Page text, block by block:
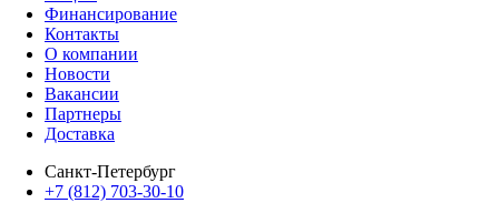
Финансирование
Контакты
О компании
Новости
Вакансии
Партнеры
Доставка
Санкт-Петербург
+7 (812) 703-30-10